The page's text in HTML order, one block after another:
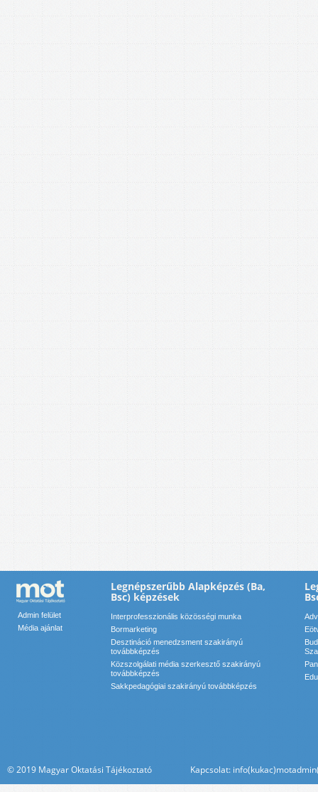
Admin felület
Média ajánlat
Legnépszerűbb Alapképzés (Ba,
Bsc) képzések
Interprofesszionális közösségi munka
Bormarketing
Desztináció menedzsment szakirányú
továbbképzés
Közszolgálati média szerkesztő szakirányú
továbbképzés
Sakkpedagógiai szakirányú továbbképzés
© 2019 Magyar Oktatási Tájékoztató Kapcsolat: